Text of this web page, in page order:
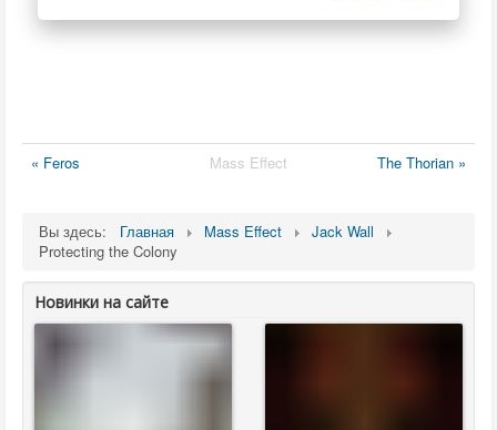
« Feros Mass Effect The Thorian »
Вы здесь: Главная Mass Effect
Jack Wall
Protecting the Colony
Новинки на сайте